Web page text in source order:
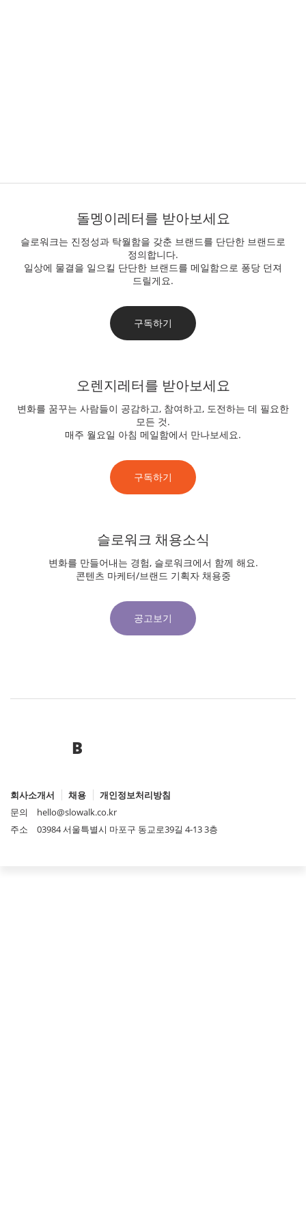
돌멩이레터를 받아보세요
슬로워크는 진정성과 탁월함을 갖춘 브랜드를 단단한 브랜드로
정의합니다.
일상에 물결을 일으킬 단단한 브랜드를 메일함으로 퐁당 던져
드릴게요.
구독하기
오렌지레터를 받아보세요
변화를 꿈꾸는 사람들이 공감하고, 참여하고, 도전하는 데 필요한
모든 것.
매주 월요일 아침 메일함에서 만나보세요.
구독하기
슬로워크 채용소식
변화를 만들어내는 경험, 슬로워크에서 함께 해요.
콘텐츠 마케터/브랜드 기획자 채용중
공고보기
B
회사소개서 채용
개인정보처리방침
문의
hello@slowalk.co.kr
주소
03984 서울특별시 마포구 동교로39길 4-13 3층